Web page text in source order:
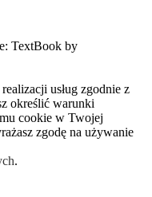
TextBook by
usług zgodnie z
określić warunki
cookie w Twojej
zgodę na używanie
.